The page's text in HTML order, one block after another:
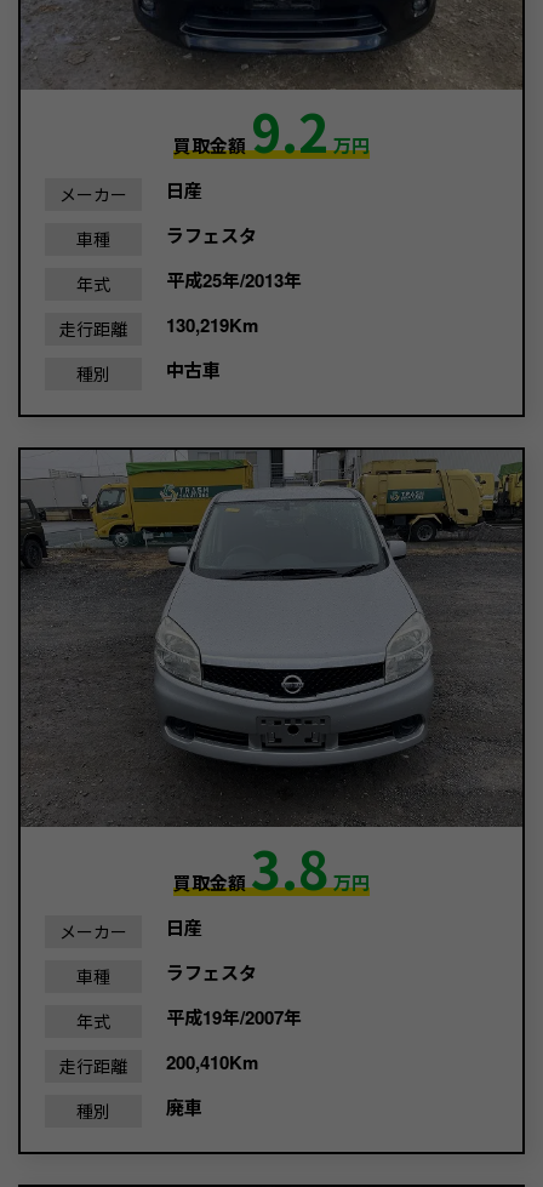
買取金額9.2万円
メーカー 日産
車種 ラフェスタ
年式 平成25年/2013年
走行距離 130,219Km
種別 中古車
買取金額3.8万円
メーカー 日産
車種 ラフェスタ
年式 平成19年/2007年
走行距離 200,410Km
種別 廃車